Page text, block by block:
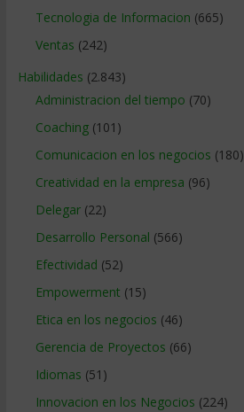
Tecnologia de Informacion (665)
Ventas (242)
Habilidades (2.843)
Administracion del tiempo (70)
Coaching(101)
Comunicacion en los negocios (180)
Creatividad en la empresa (96)
Delegar(22)
Desarrollo Personal (566)
Efectividad (52)
Empowerment (15)
Etica en los negocios (46)
Gerencia de Proyectos (66)
Idiomas (51)
Innovacion en los Negocios (224)